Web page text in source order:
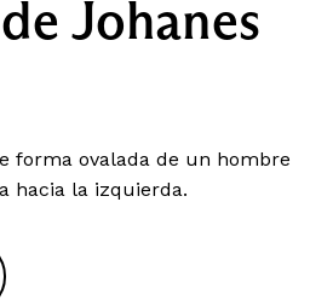
Johanes
forma ovalada de un hombre
hacia la izquierda.